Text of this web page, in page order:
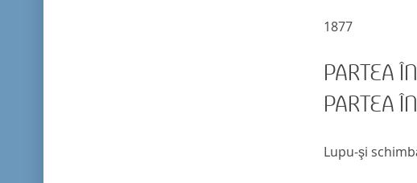
1877
PARTEA
PARTEA
Lupu-şi